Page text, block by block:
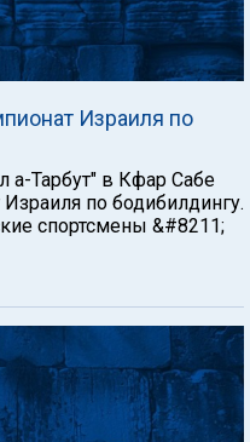
Израиля по
а-Тарбут" в Кфар Сабе
по бодибилдингу.
спортсмены &#8211;